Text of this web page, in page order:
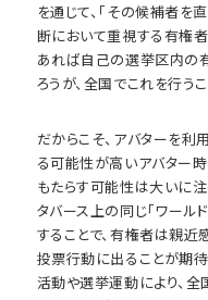
を通じて、「その候補者を
断において重視する有権
あれば自己の選挙区内の
ろうが、全国でこれを行う
だからこそ、アバターを
る可能性が高いアバター
もたらす可能性は大いに
タバース上の同じ「ワール
することで、有権者は親近
投票行動に出ることが期待
活動や選挙運動により、